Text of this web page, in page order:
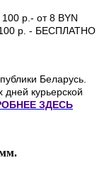
р.- от 8 BYN
100 р. - БЕСПЛАТНО
Беларусь.
дней курьерской
ЗДЕСЬ